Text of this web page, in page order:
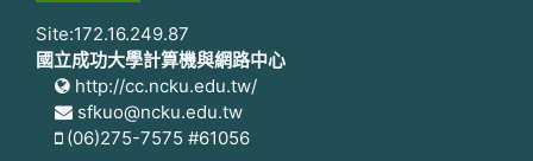
Site:172.16.249.87
國立成功大學計算機與網路中心
http://cc.ncku.edu.tw/
sfkuo@ncku.edu.tw
(06)275-7575 #61056